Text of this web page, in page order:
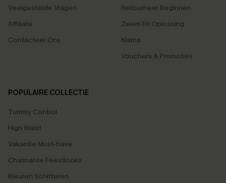
Veelgestelde Vragen
Affiliate
Contacteer Ons
Retourneer Beginnen
Zwem Fit Oplossing
Klarna
Vouchers & Promoties
POPULAIRE COLLECTIE
Tummy Control
High Waist
Vakantie Must-have
Charmante Feestlooks
Kleuren Schitteren